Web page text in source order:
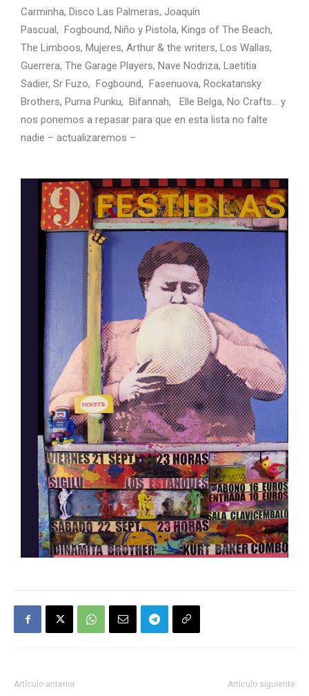
Carminha, Disco Las Palmeras, Joaquín
Pascual, Fogbound, Niño y Pistola, Kings of The Beach,
The Limboos, Mujeres, Arthur & the writers, Los Wallas,
Guerrera, The Garage Players, Nave Nodriza, Laetitia
Sadier, Sr Fuzo, Fogbound, Fasenuova, Rockatansky
Brothers, Puma Punku, Bifannah, Elle Belga, No Crafts… y
nos ponemos a repasar para que en esta lista no falte
nadie – actualizaremos –
Artículo anterior Artículo siguiente